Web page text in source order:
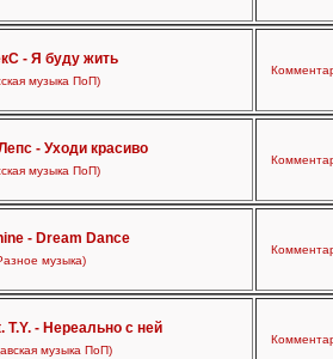
- Я буду жить
музыка ПоП)
- Уходи красиво
музыка ПоП)
- Dream Dance
музыка)
T.Y. - Нереально с ней
музыка ПоП)